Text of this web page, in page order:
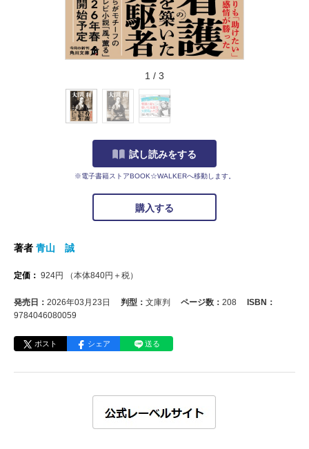
1 / 3
試し読みをする
※電子書籍ストアBOOK☆WALKERへ移動します。
購入する
著者 青山 誠
定価： 924円 （本体840円＋税）
発売日： 2026年03月23日 判型： 文庫判 ページ数： 208
ISBN：
9784046080059
ポスト シェア 送る